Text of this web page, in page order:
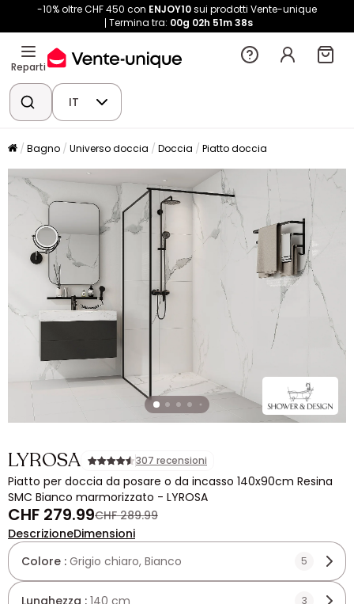
-10% oltre CHF 450 con ENJOY10sui prodotti Vente-unique
Termina tra: 00g 02h 51m 37s
Reparti
IT
Bagno Universo doccia Doccia Piatto doccia
LYROSA 307 recensioni
Piatto per doccia da posare o da incasso 140x90cm Resina
SMC Bianco marmorizzato - LYROSA
CHF 279.99CHF 289.99
DescrizioneDimensioni
Colore : Grigio chiaro, Bianco 5
Lunghezza : 140 cm 3